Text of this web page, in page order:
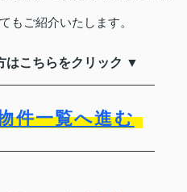
もご紹介いたします。
はこちらをクリック ▼
件一覧へ進む